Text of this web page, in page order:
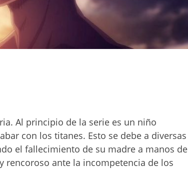
Al principio de la serie es un niño
con los titanes. Esto se debe a diversas
el fallecimiento de su madre a manos de
rencoroso ante la incompetencia de los